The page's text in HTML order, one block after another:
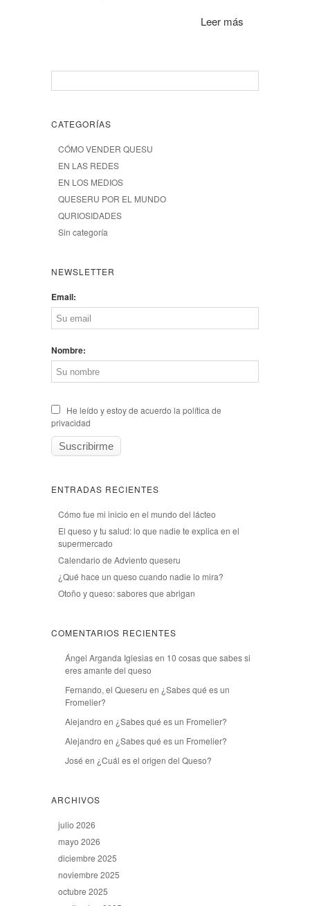
Leer más
CATEGORÍAS
CÓMO VENDER QUESU
EN LAS REDES
EN LOS MEDIOS
QUESERU POR EL MUNDO
QURIOSIDADES
Sin categoría
NEWSLETTER
Email:
Nombre:
He leído y estoy de acuerdo la política de
privacidad
ENTRADAS RECIENTES
Cómo fue mi inicio en el mundo del lácteo
El queso y tu salud: lo que nadie te explica en el
supermercado
Calendario de Adviento queseru
¿Qué hace un queso cuando nadie lo mira?
Otoño y queso: sabores que abrigan
COMENTARIOS RECIENTES
Ángel Arganda Iglesiasen 10 cosas que sabes si
eres amante del queso
Fernando, el Queseru en ¿Sabes qué es un
Fromelier?
Alejandro en ¿Sabes qué es un Fromelier?
Alejandro en ¿Sabes qué es un Fromelier?
José en ¿Cuál es el origen del Queso?
ARCHIVOS
julio 2026
mayo 2026
diciembre 2025
noviembre 2025
octubre 2025